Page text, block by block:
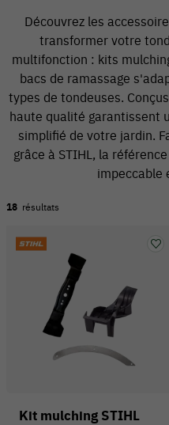
Découvrez les
transformer votre
multifonction : kits
bacs de ramassage
types de tondeuses.
haute qualité garantissent
simplifié de votre jardin.
grâce à STIHL, la
impeccable
18 résultats
Kit mulching STIHL